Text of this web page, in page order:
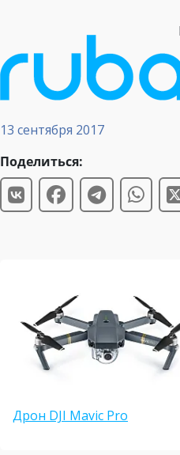
Статьи
13 сентября 2017
Поделиться:
Дрон DJI Mavic Pro